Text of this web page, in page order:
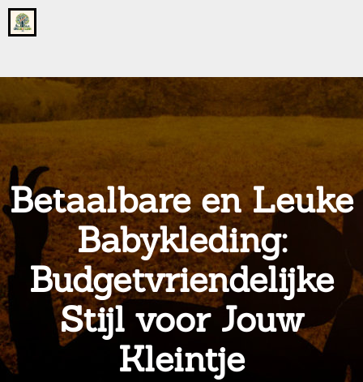
Go
to
page
onsgrotegezin.nl
Betaalbare en Leuke
Babykleding:
Budgetvriendelijke
Stijl voor Jouw
Kleintje